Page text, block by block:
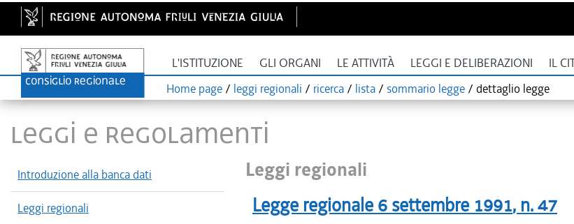
L'ISTITUZIONE GLI ORGANI LE ATTIVITÀ LEGGI E DELIBERAZIONI IL
Home page / leggi regionali / ricerca / lista / sommario legge / dettaglio legge
LEGGI E REGOLAMENTI
Introduzione alla banca dati
Leggi regionali
Leggi regionali
Legge regionale 6 settembre 1991, n.47